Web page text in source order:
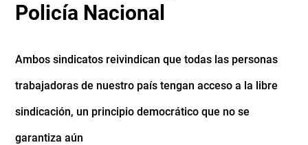
Policía Nacional
Ambos sindicatos reivindican que todas las personas
trabajadoras de nuestro país tengan acceso a la libre
sindicación, un principio democrático que no se
garantiza aún